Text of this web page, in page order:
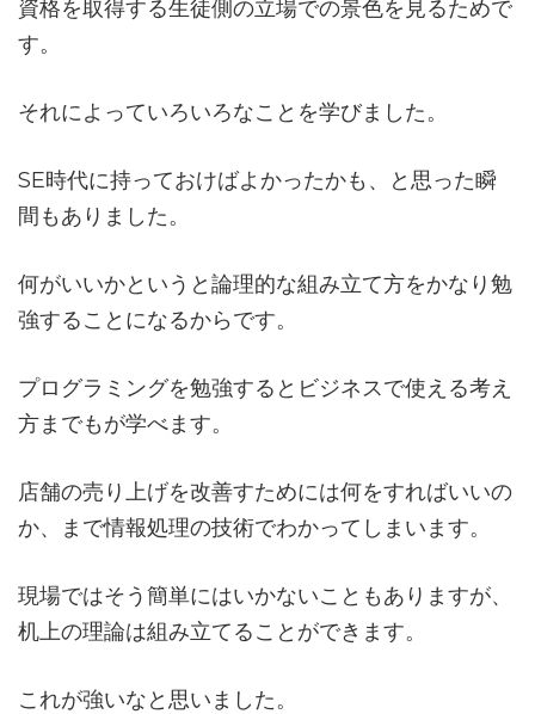
資格を取得する生徒側の立場での景色を見るためで
す。
それによっていろいろなことを学びました。
SE時代に持っておけばよかったかも、と思った瞬
間もありました。
何がいいかというと論理的な組み立て方をかなり勉
強することになるからです。
プログラミングを勉強するとビジネスで使える考え
方までもが学べます。
店舗の売り上げを改善すためには何をすればいいの
か、まで情報処理の技術でわかってしまいます。
現場ではそう簡単にはいかないこともありますが、
机上の理論は組み立てることができます。
これが強いなと思いました。